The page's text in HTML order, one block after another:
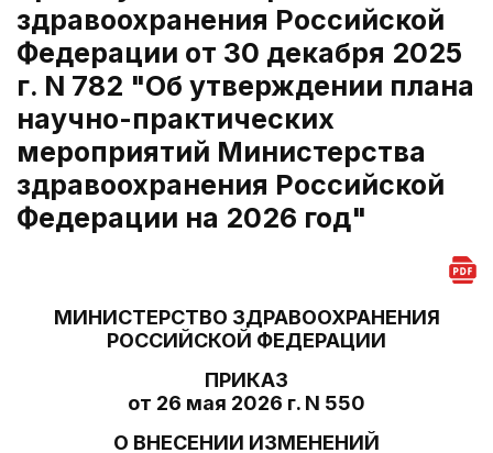
здравоохранения Российской
Федерации от 30 декабря 2025
г. N 782 "Об утверждении плана
научно-практических
мероприятий Министерства
здравоохранения Российской
Федерации на 2026 год"
МИНИСТЕРСТВО ЗДРАВООХРАНЕНИЯ
РОССИЙСКОЙ ФЕДЕРАЦИИ
ПРИКАЗ
от 26 мая 2026 г. N 550
О ВНЕСЕНИИ ИЗМЕНЕНИЙ